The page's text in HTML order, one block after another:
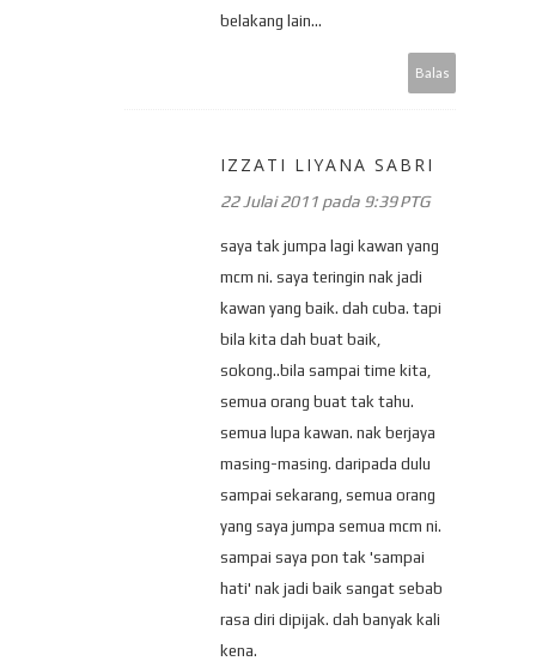
belakang lain...
Balas
IZZATI LIYANA SABRI
22 Julai 2011 pada 9:39 PTG
saya tak jumpa lagi kawan yang
mcm ni. saya teringin nak jadi
kawan yang baik. dah cuba. tapi
bila kita dah buat baik,
sokong..bila sampai time kita,
semua orang buat tak tahu.
semua lupa kawan. nak berjaya
masing-masing. daripada dulu
sampai sekarang, semua orang
yang saya jumpa semua mcm ni.
sampai saya pon tak 'sampai
hati' nak jadi baik sangat sebab
rasa diri dipijak. dah banyak kali
kena.